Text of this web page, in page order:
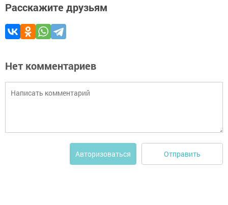
Расскажите друзьям
Нет комментариев
Авторизоваться Отправить